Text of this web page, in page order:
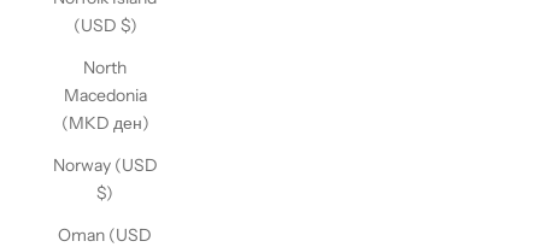
(USD $)
North
Macedonia
(MKD ден)
Norway (USD
$)
Oman (USD